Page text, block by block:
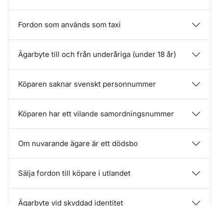
Fordon som används som taxi
Ägarbyte till och från underåriga (under 18 år)
Köparen saknar svenskt personnummer
Köparen har ett vilande samordningsnummer
Om nuvarande ägare är ett dödsbo
Sälja fordon till köpare i utlandet
Ägarbyte vid skyddad identitet